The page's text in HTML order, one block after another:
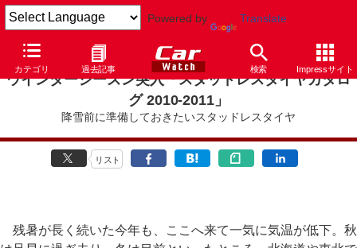
Powered by Translate
カテゴリ 過去記事 検索 Impressサイト
ウインターシーズン突入「スタッドレスタイヤカタロ
グ 2010-2011」
降雪前に準備しておきたいスタッドレスタイヤ
リスト
残暑が長く続いた今年も、ここへ来て一気に気温が低下。秋